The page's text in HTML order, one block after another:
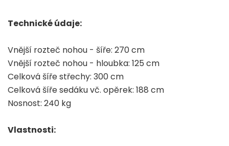
Technické údaje:
Vnější rozteč nohou - šíře: 270 cm
Vnější rozteč nohou - hloubka: 125 cm
Celková šíře střechy: 300 cm
Celková šíře sedáku vč. opěrek: 188 cm
Nosnost: 240 kg
Vlastnosti: